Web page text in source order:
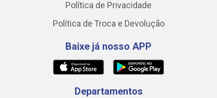
Política de Privacidade
Política de Troca e Devolução
Baixe já nosso APP
Departamentos